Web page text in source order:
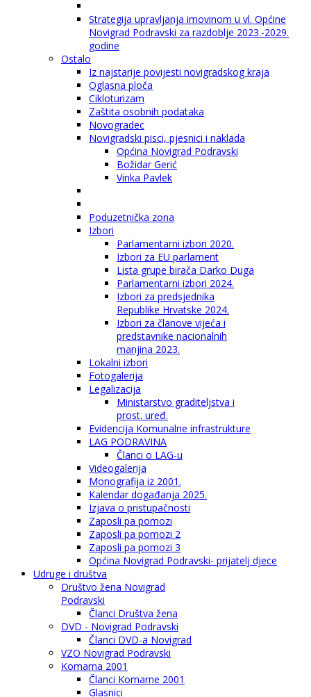
Strategija upravljanja imovinom u vl. Općine
Novigrad Podravski za razdoblje 2023.-2029.
godine
Ostalo
Iz najstarije povijesti novigradskog kraja
Oglasna ploča
Cikloturizam
Zaštita osobnih podataka
Novogradec
Novigradski pisci, pjesnici i naklada
Općina Novigrad Podravski
Božidar Gerić
Vinka Pavlek
Poduzetnička zona
Izbori
Parlamentarni izbori 2020.
Izbori za EU parlament
Lista grupe birača Darko Duga
Parlamentarni izbori 2024.
Izbori za predsjednika
Republike Hrvatske 2024.
Izbori za članove vijeća i
predstavnike nacionalnih
manjina 2023.
Lokalni izbori
Fotogalerija
Legalizacija
Ministarstvo graditeljstva i
prost. uređ.
Evidencija Komunalne infrastrukture
LAG PODRAVINA
Članci o LAG-u
Videogalerija
Monografija iz 2001.
Kalendar događanja 2025.
Izjava o pristupačnosti
Zaposli pa pomozi
Zaposli pa pomozi 2
Zaposli pa pomozi 3
Općina Novigrad Podravski- prijatelj djece
Udruge i društva
Društvo žena Novigrad
Podravski
Članci Društva žena
DVD - Novigrad Podravski
Članci DVD-a Novigrad
VZO Novigrad Podravski
Komarna 2001
Članci Komarne 2001
Glasnici